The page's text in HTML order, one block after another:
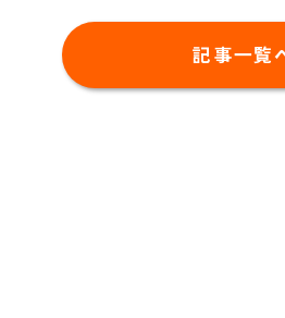
記事一覧